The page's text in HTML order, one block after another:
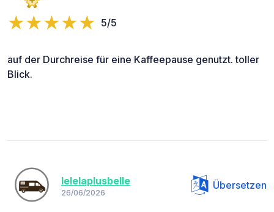
5/5
auf der Durchreise für eine Kaffeepause genutzt. toller
Blick.
lelelaplusbelle
26/06/2026
Übersetzen